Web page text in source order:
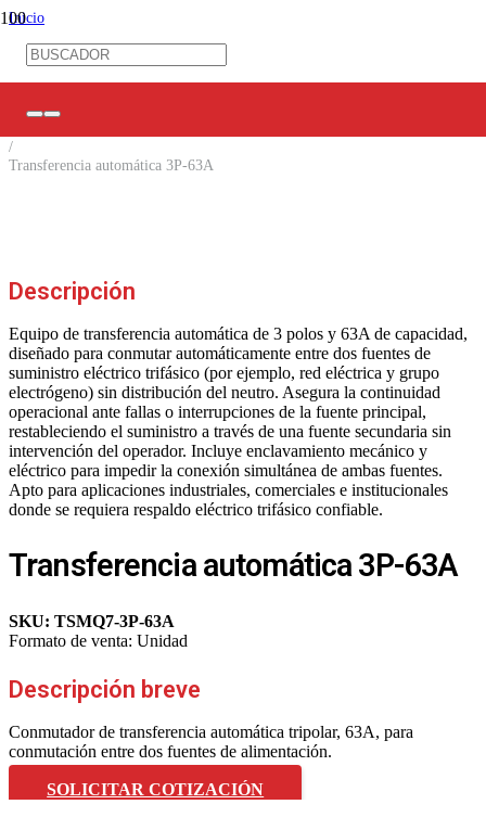
Inicio
Control Industrial
/
Transferencia automática 3P-63A
Descripción
Equipo de transferencia automática de 3 polos y 63A de capacidad,
diseñado para conmutar automáticamente entre dos fuentes de
suministro eléctrico trifásico (por ejemplo, red eléctrica y grupo
electrógeno) sin distribución del neutro. Asegura la continuidad
operacional ante fallas o interrupciones de la fuente principal,
restableciendo el suministro a través de una fuente secundaria sin
intervención del operador. Incluye enclavamiento mecánico y
eléctrico para impedir la conexión simultánea de ambas fuentes.
Apto para aplicaciones industriales, comerciales e institucionales
donde se requiera respaldo eléctrico trifásico confiable.
Transferencia automática 3P-63A
SKU: TSMQ7-3P-63A
Formato de venta: Unidad
Descripción breve
Conmutador de transferencia automática tripolar, 63A, para
conmutación entre dos fuentes de alimentación.
SOLICITAR COTIZACIÓN